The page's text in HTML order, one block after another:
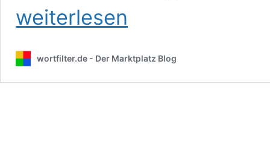
weiterlesen
wortfilter.de - Der Marktplatz Blog